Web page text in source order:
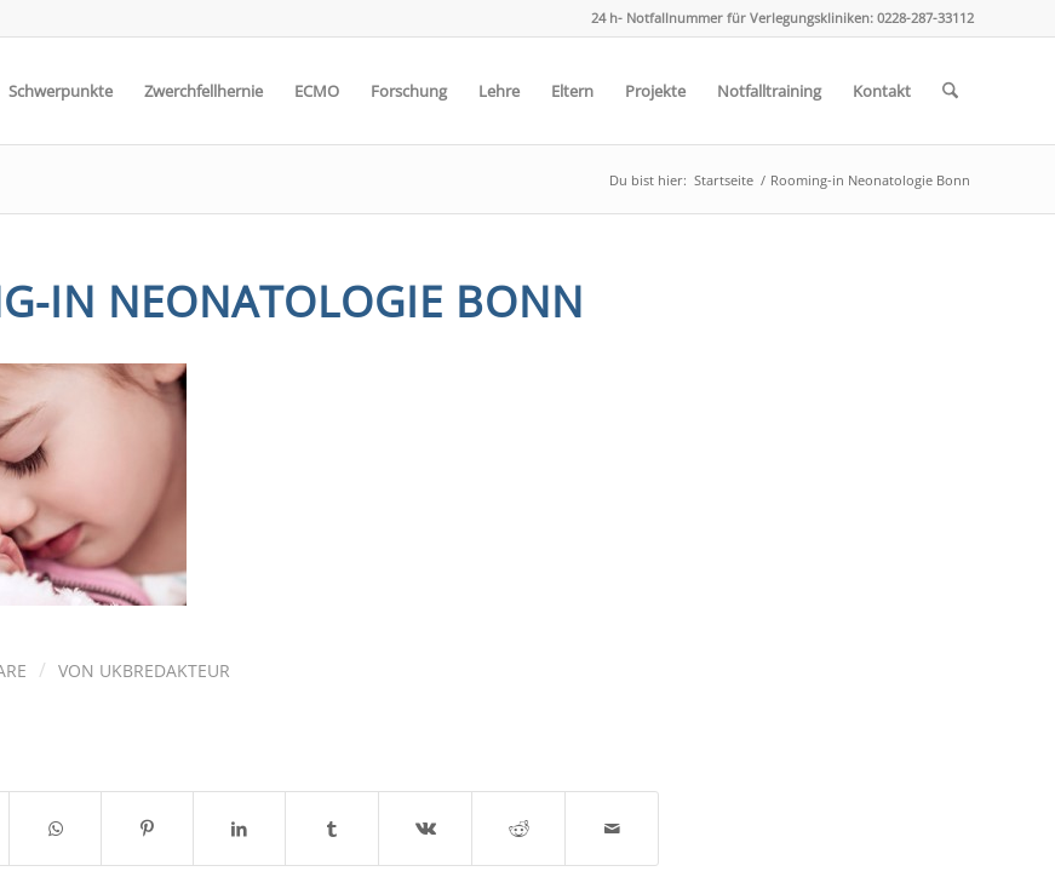
24 h- Notfallnummer für Verlegungskliniken: 0228-287-33112
Schwerpunkte Zwerchfellhernie ECMO Forschung Lehre Eltern Projekte Notfalltraining Kontakt
Du bist hier: Startseite / Rooming-in Neonatologie Bonn
IN NEONATOLOGIE BONN
/ VON UKBREDAKTEUR